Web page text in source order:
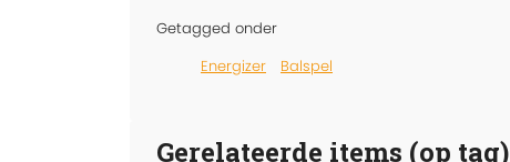
Getagged onder
Energizer
Balspel
Gerelateerde items (op tag)